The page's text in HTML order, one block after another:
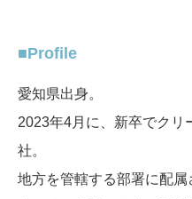
Profile
愛知県出身。
2023年4月に、新卒でクリ
社。
地方を管轄する部署に配